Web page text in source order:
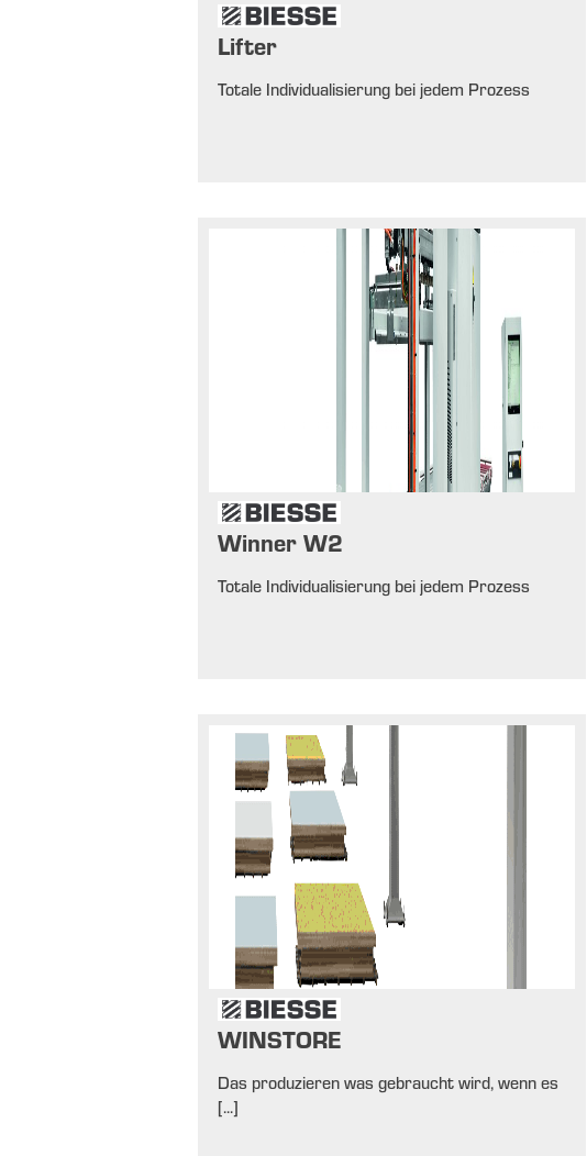
Lifter
Totale Individualisierung bei jedem Prozess
Winner W2
Totale Individualisierung bei jedem Prozess
WINSTORE
Das produzieren was gebraucht wird, wenn es
[...]